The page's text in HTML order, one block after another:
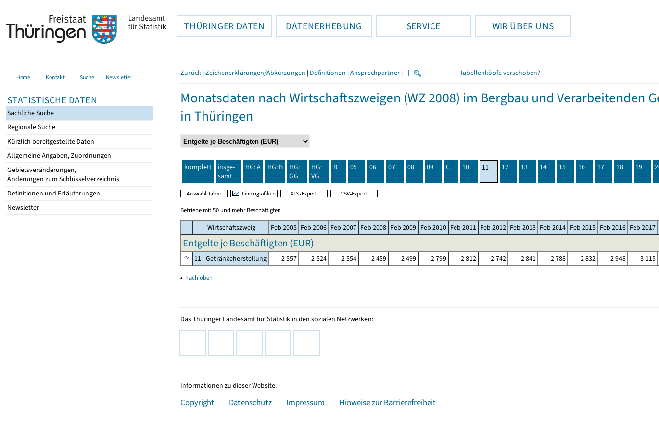
THÜRINGER DATEN DATENERHEBUNG SERVICE WIR ÜBER UNS
Home Kontakt Suche Newsletter
STATISTISCHE DATEN
Sachliche Suche
Regionale Suche
Kürzlich bereitgestellte Daten
Allgemeine Angaben, Zuordnungen
Gebietsveränderungen,
Änderungen zum Schlüsselverzeichnis
Definitionen und Erläuterungen
Newsletter
Zurück | Zeichenerklärungen/Abkürzungen | Definitionen | Ansprechpartner | Tabellenköpfe verschoben?
Monatsdaten nach Wirtschaftszweigen (WZ 2008) im Bergbau und Verarbeitenden
in Thüringen
komplett
insge-
samt
HG: A HG: B
HG:
GG
HG:
VG
B 05 06 07 08 09 C 10 11 12 13 14 15 16 17 18 19
Betriebe mit 50 und mehr Beschäftigten
Wirtschaftszweig Feb 2005 Feb 2006 Feb 2007 Feb 2008 Feb 2009 Feb 2010 Feb 2011 Feb 2012 Feb 2013 Feb 2014 Feb 2015 Feb 2016 Feb 2017
Entgelte je Beschäftigten (EUR)
11 - Getränkeherstellung 2 557 2 524 2 554 2 459 2 499 2 799 2 812 2 742 2 841 2 788 2 832 2 948 3 115
▴ nach oben
Das Thüringer Landesamt für Statistik in den sozialen Netzwerken:
Informationen zu dieser Website:
Copyright Datenschutz Impressum Hinweise zur Barrierefreiheit